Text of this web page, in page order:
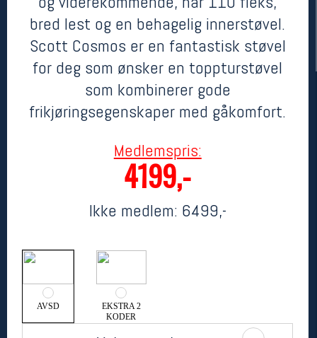
bred lest og en behagelig innerstøvel.
Scott Cosmos er en fantastisk støvel
for deg som ønsker en toppturstøvel
som kombinerer gode
frikjøringsegenskaper med gåkomfort.
Medlemspris:
4199,-
Ikke medlem: 6499,-
AVSD
EKSTRA 2
KODER
Her finner du oss
0183 Oslo
Telefon: 23 32 62 00
Åpningstider butikk